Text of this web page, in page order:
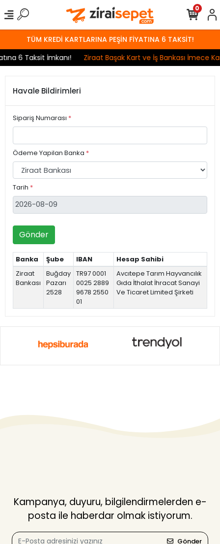
TÜM KREDİ KARTLARINA PEŞİN FİYATINA 6 TAKSİT!
6 Taksit İmkanı!
Ziraat Başak Kart ve İş Bankası İmece
0
Havale Bildirimleri
Sipariş Numarası *
Ödeme Yapilan Banka *
Tarih *
Gönder
Banka Şube IBAN
Hesap Sahibi
Ziraat
Bankası
Buğday
Pazarı
2528
TR97 0001
0025 2889
9678 2550
01
Avcıtepe Tarım Hayvancılık
Gıda İthalat İhracat Sanayi
Ve Ticaret Limited Şirketi
Kampanya, duyuru, bilgilendirmelerden e-
posta ile haberdar olmak istiyorum.
Gönder